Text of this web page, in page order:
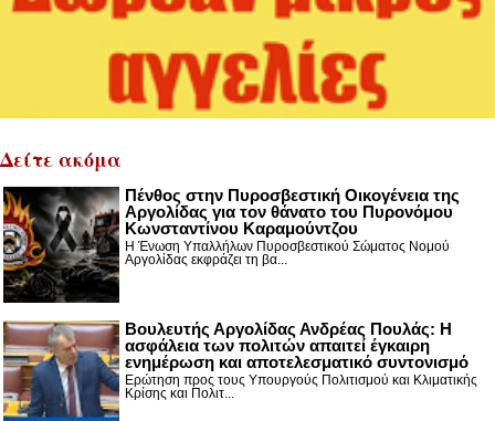
Δείτε ακόμα
Πένθος στην Πυροσβεστική Οικογένεια της
Αργολίδας για τον θάνατο του Πυρονόμου
Κωνσταντίνου Καραμούντζου
Η Ένωση Υπαλλήλων Πυροσβεστικού Σώματος Νομού
Αργολίδας εκφράζει τη βα...
Βουλευτής Αργολίδας Ανδρέας Πουλάς: Η
ασφάλεια των πολιτών απαιτεί έγκαιρη
ενημέρωση και αποτελεσματικό συντονισμό
Ερώτηση προς τους Υπουργούς Πολιτισμού και Κλιματικής
Κρίσης και Πολιτ...